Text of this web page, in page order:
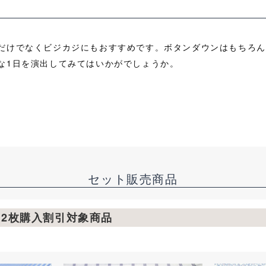
けでなくビジカジにもおすすめです。ボタンダウンはもちろ
日を演出してみてはいかがでしょうか。
セット販売商品
枚購入割引対象商品